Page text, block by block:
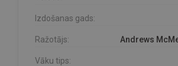
Izdošanas gads:
Ražotājs: Andrews
Vāku tips: